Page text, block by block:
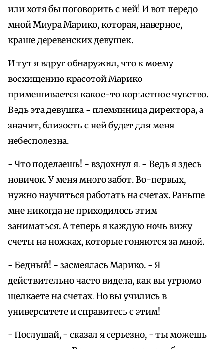
или хотя бы поговорить с ней! И вот передо
мной Миура Марико, которая, наверное,
краше деревенских девушек.
И тут я вдруг обнаружил, что к моему
восхищению красотой Марико
примешивается какое-то корыстное чувство.
Ведь эта девушка - племянница директора, а
значит, близость с ней будет для меня
небесполезна.
- Что поделаешь! - вздохнул я. - Ведь я здесь
новичок. У меня много забот. Во-первых,
нужно научиться работать на счетах. Раньше
мне никогда не приходилось этим
заниматься. А теперь я каждую ночь вижу
счеты на ножках, которые гоняются за мной.
- Бедный! - засмеялась Марико. - Я
действительно часто видела, как вы угрюмо
щелкаете на счетах. Но вы учились в
университете и справитесь с этим!
- Послушай, - сказал я серьезно, - ты можешь